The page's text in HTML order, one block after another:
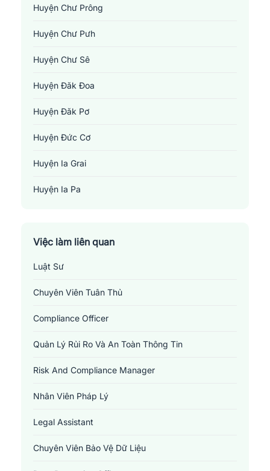
Huyện Chư Prông
Huyện Chư Pưh
Huyện Chư Sê
Huyện Đăk Đoa
Huyện Đăk Pơ
Huyện Đức Cơ
Huyện Ia Grai
Huyện Ia Pa
Huyện Kông Chro
Huyện Krông Pa
Huyện Mang Yang
Huyện Phú Thiện
Thành Phố Pleiku
Thị Xã An Khê
Thị Xã Ayun Pa
Việc làm liên quan
Luật Sư
Chuyên Viên Tuân Thủ
Compliance Officer
Quản Lý Rủi Ro Và An Toàn Thông Tin
Risk And Compliance Manager
Nhân Viên Pháp Lý
Legal Assistant
Chuyên Viên Bảo Vệ Dữ Liệu